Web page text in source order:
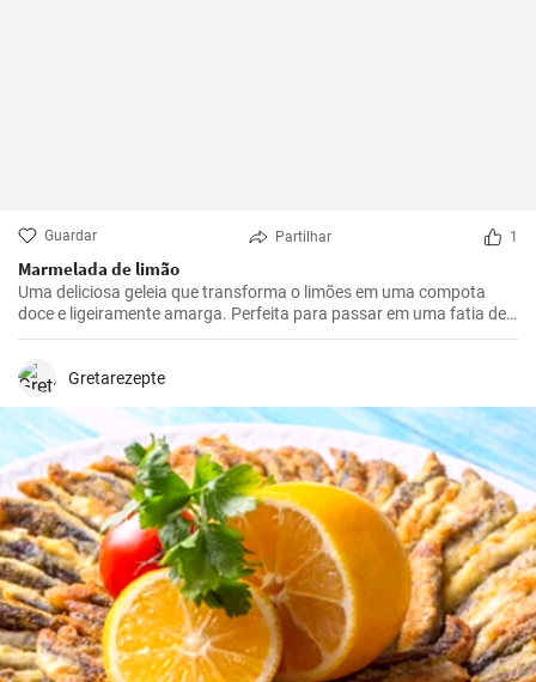
Guardar Partilhar 1
Marmelada de limão
Uma deliciosa geleia que transforma o limões em uma compota
doce e ligeiramente amarga. Perfeita para passar em uma fatia de
pão torrado ou usar como recheio para sobremesas.
Gretarezepte